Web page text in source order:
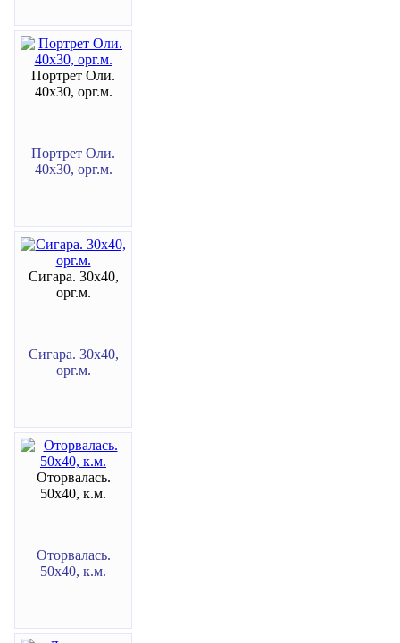
Портрет Оли.
40х30, орг.м.
Портрет Оли.
40х30, орг.м.
Сигара. 30х40,
орг.м.
Сигара. 30х40,
орг.м.
Оторвалась.
50х40, к.м.
Оторвалась.
50х40, к.м.